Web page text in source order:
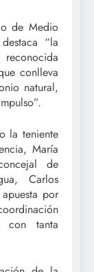
de Medio
“la
conlleva
natural,
la teniente
María
de
Carlos
por
con tanta